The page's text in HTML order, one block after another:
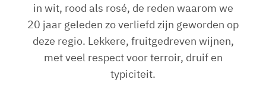
in wit, rood als rosé, de reden waarom we
20 jaar geleden zo verliefd zijn geworden op
deze regio. Lekkere, fruitgedreven wijnen,
met veel respect voor terroir, druif en
typiciteit.